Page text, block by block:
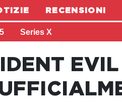
RECENSIONI
Series X